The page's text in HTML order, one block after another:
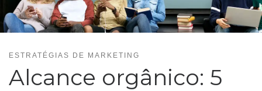
ESTRATÉGIAS DE MARKETING
Alcance orgânico: 5